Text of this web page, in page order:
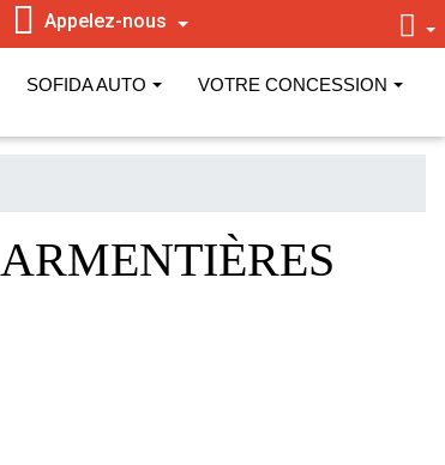
Appelez-nous
SOFIDA AUTO VOTRE CONCESSION